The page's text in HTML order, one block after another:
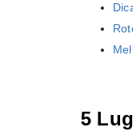
5